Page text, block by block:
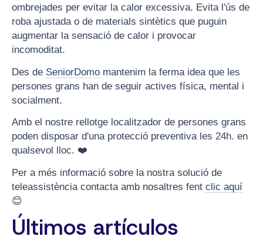
ombrejades per evitar la calor excessiva. Evita l'ús de
roba ajustada o de materials sintètics que puguin
augmentar la sensació de calor i provocar
incomoditat.
Des de SeniorDomo mantenim la ferma idea que les
persones grans han de seguir actives física, mental i
socialment.
Amb el nostre rellotge localitzador de persones grans
poden disposar d'una protecció preventiva les 24h. en
qualsevol lloc. ❤️
Per a més informació sobre la nostra solució de
teleassistència contacta amb nosaltres fent clic aquí
😊
Últimos artículos